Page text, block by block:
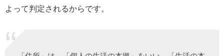
よって判定されるからです。